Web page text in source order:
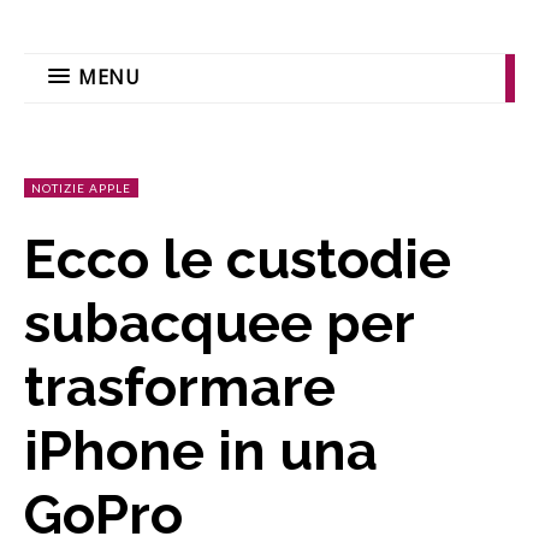
MENU
NOTIZIE APPLE
Ecco le custodie
subacquee per
trasformare
iPhone in una
GoPro